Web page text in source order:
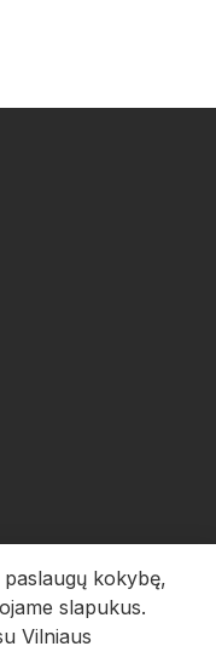
kokybę,
slapukus.
Vilniaus